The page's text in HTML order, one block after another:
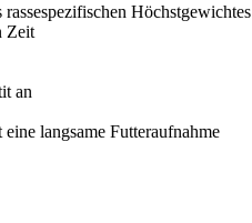
Höchstgewichtes
Zeit
an
langsame Futteraufnahme